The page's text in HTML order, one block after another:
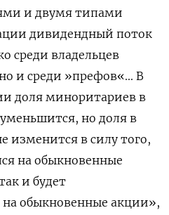
и двумя типами
дивидендный поток
среди владельцев
и среди »префов«... В
доля миноритариев в
но доля ​в
изменится в ​силу того,
на обыкновенные
и будет
на обыкновенные акции»,